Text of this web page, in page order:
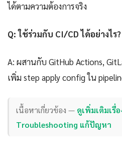
ได้ตามความต้องการจริง
Q: ใช้ร่วมกับ CI/CD ได้อย่างไร?
A: ผสานกับ GitHub Actions,
เพิ่ม step apply config ใน
เนื้อหาเกี่ยวข้อง — ดูเพิ่มเติมเรื่
Troubleshooting แก้ปัญหา